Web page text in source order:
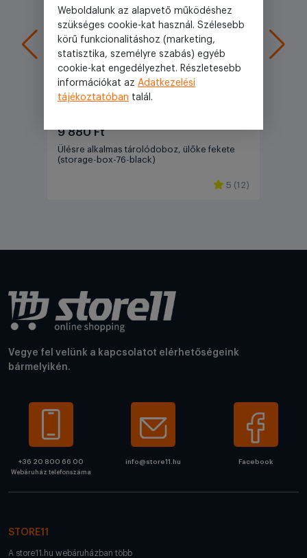
9 880 Ft
Ülésre alkalmas tárolódoboz, ülőke fekete
(storage-box-76-black)
5 (12)
Vegye fel velünk a kapcsolatot elérhetőségeink
bármelyikén.
+36 20 800 66 00
Webáruház telefonszáma
info@store11.hu Facebook
STORE11
A store11.hu webáruházban több
Weboldalunk az alapvető működéshez
szükséges cookie-kat használ. Szélesebb
körű funkcionalitáshoz (marketing,
statisztika, személyre szabás) egyéb
cookie-kat engedélyezhet. Részletesebb
információkat az Adatkezelési
tájékoztatóban talál.